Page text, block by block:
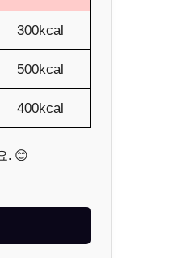
300kcal
500kcal
400kcal
. 😊